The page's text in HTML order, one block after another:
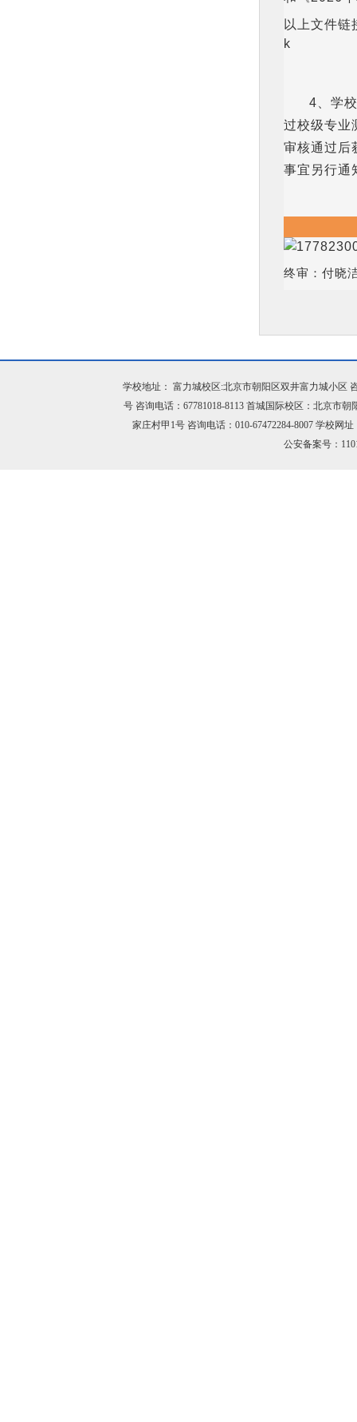
以上文件
k
4、学
过校级专业
审核通过后
事宜另行通
终审：付晓
学校地址： 富力城校区:北京市朝阳区双井富力城小区
号 咨询电话：67781018-8113 首城国际校区：北京市
家庄村甲1号 咨询电话：010-67472284-8007 学校网
公安备案号：